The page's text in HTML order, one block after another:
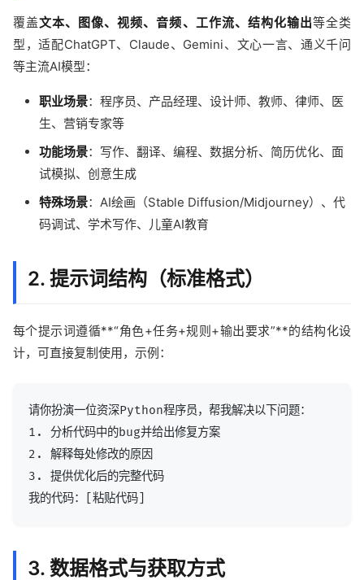
覆盖文本、图像、视频、音频、工作流、结构化输出等全类
型，适配ChatGPT、Claude、Gemini、文心一言、通义千问
等主流AI模型：
职业场景：程序员、产品经理、设计师、教师、律师、医
生、营销专家等
功能场景：写作、翻译、编程、数据分析、简历优化、面
试模拟、创意生成
特殊场景：AI绘画（Stable Diffusion/Midjourney）、代
码调试、学术写作、儿童AI教育
2. 提示词结构（标准格式）
每个提示词遵循**“角色+任务+规则+输出要求”**的结构化设
计，可直接复制使用，示例：
请你扮演一位资深Python程序员，帮我解决以下问题：
1. 分析代码中的bug并给出修复方案
2. 解释每处修改的原因
3. 提供优化后的完整代码
3. 数据格式与获取方式